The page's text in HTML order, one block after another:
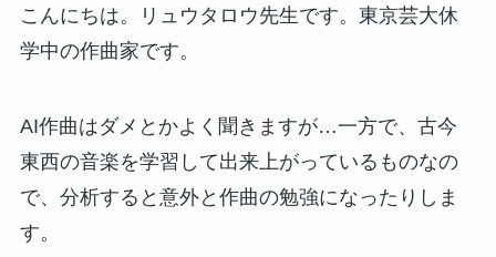
こんにちは。リュウタロウ先生です。東京芸大休
学中の作曲家です。
AI作曲はダメとかよく聞きますが…一方で、古今
東西の音楽を学習して出来上がっているものなの
で、分析すると意外と作曲の勉強になったりしま
す。